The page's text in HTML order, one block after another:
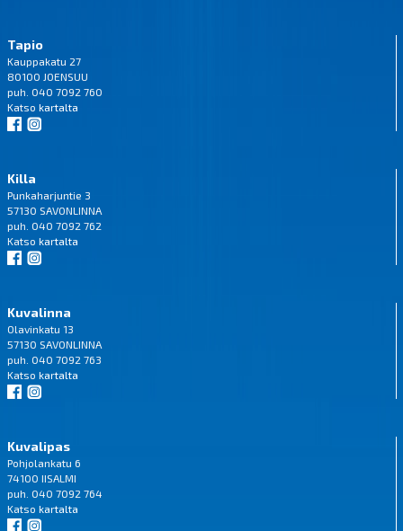
Tapio
Kauppakatu 27
80100 JOENSUU
puh. 040 7092 760
Katso kartalta
Killa
Punkaharjuntie 3
57130 SAVONLINNA
puh. 040 7092 762
Katso kartalta
Kuvalinna
Olavinkatu 13
57130 SAVONLINNA
puh. 040 7092 763
Katso kartalta
Kuvalipas
Pohjolankatu 6
74100 IISALMI
puh. 040 7092 764
Katso kartalta